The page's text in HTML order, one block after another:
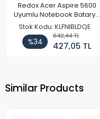
Redox Acer Aspire 5600
Uyumlu Notebook Batarya
Pil
Stok Kodu: KLFNIBLDQE
%34
642,44 TL
427,05 TL
Similar Products